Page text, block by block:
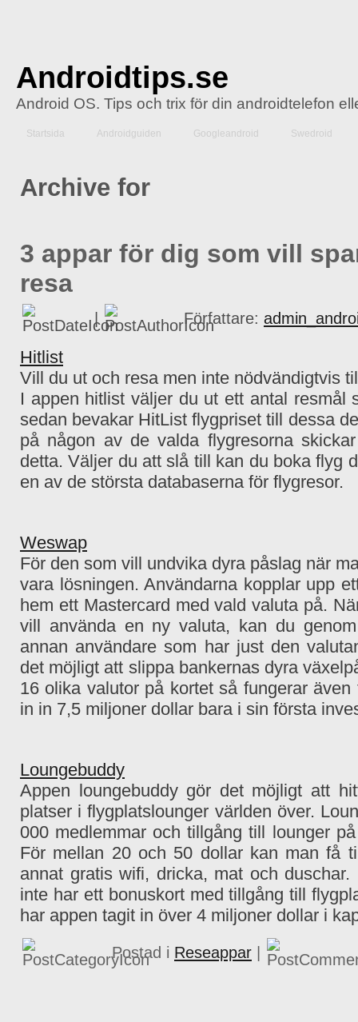
Androidtips.se
Android OS. Tips och trix för din androidtelefon
Startsida Androidguiden Googleandroid Swedroid
Archive for
3 appar för dig som vill
resa
| Författare:
Hitlist
Vill du ut och resa men inte nödvändigtvis
I appen hitlist väljer du ut ett antal resmål
sedan bevakar HitList flygpriset till dessa
på någon av de valda flygresorna
detta. Väljer du att slå till kan du boka flyg
en av de största databaserna för flygresor.
Weswap
För den som vill undvika dyra påslag när
vara lösningen. Användarna kopplar upp
hem ett Mastercard med vald valuta på.
vill använda en ny valuta, kan du
annan användare som har just den
det möjligt att slippa bankernas dyra
16 olika valutor på kortet så fungerar
in in 7,5 miljoner dollar bara i sin första
Loungebuddy
Appen loungebuddy gör det möjligt att
platser i flygplatslounger världen över.
000 medlemmar och tillgång till lounger
För mellan 20 och 50 dollar kan man få
annat gratis wifi, dricka, mat och
inte har ett bonuskort med tillgång till
har appen tagit in över 4 miljoner dollar i
Postad i Reseappar